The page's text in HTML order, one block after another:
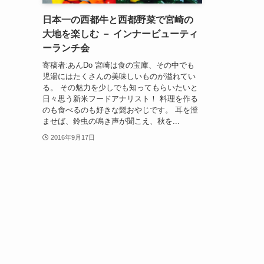
日本一の西都牛と西都野菜で宮崎の
大地を楽しむ － インナービューティ
ーランチ会
寄稿者:あんDo 宮崎は食の宝庫、その中でも
児湯にはたくさんの美味しいものが溢れてい
る。 その魅力を少しでも知ってもらいたいと
日々思う新米フードアナリスト！ 料理を作る
のも食べるのも好きな髭おやじです。 耳を澄
ませば、鈴虫の鳴き声が聞こえ、秋を...
2016年9月17日